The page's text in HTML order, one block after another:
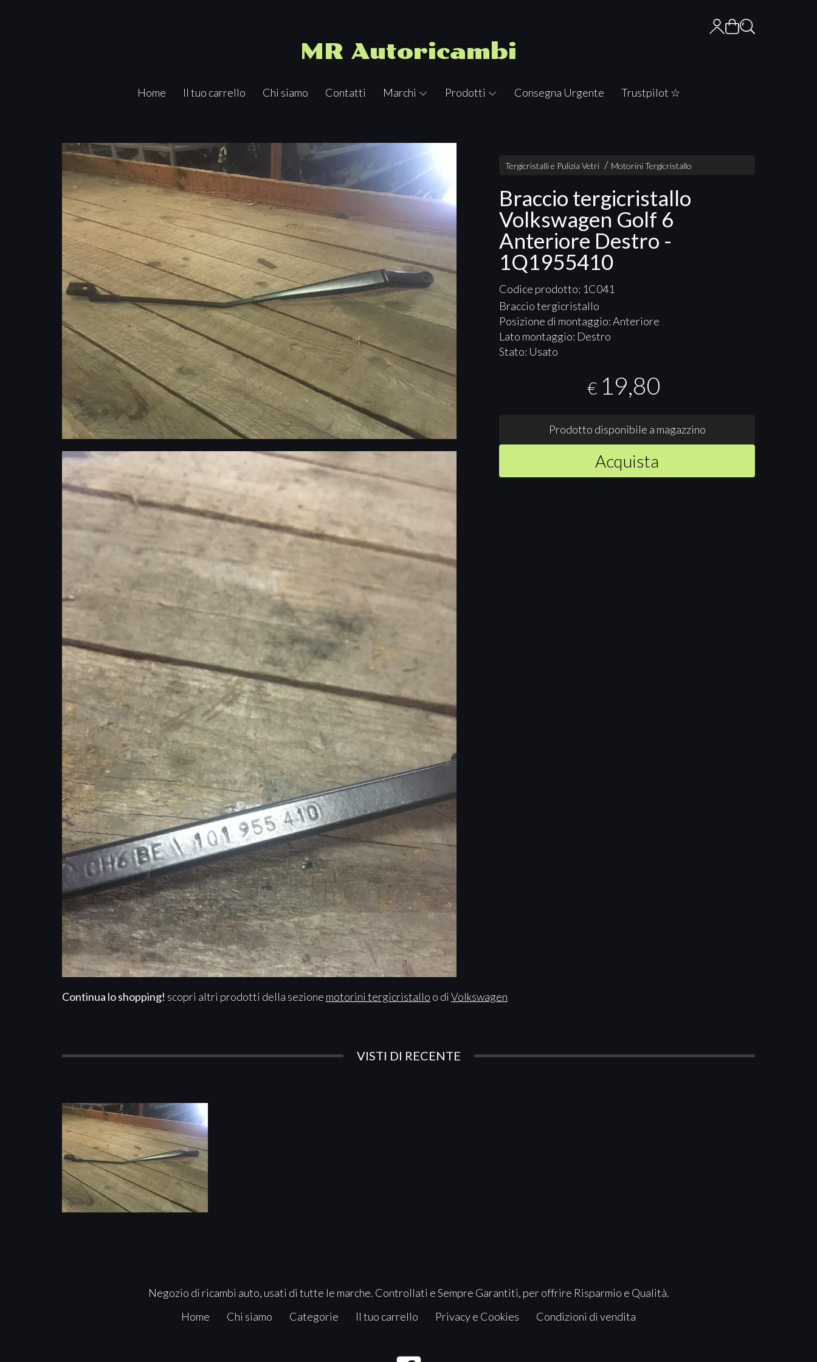
MR Autoricambi
Home Il tuo carrello Chi siamo Contatti Marchi Prodotti Consegna Urgente Trustpilot ☆
Tergicristalli e Pulizia Vetri Motorini Tergicristallo
Braccio tergicristallo
Volkswagen Golf 6
Anteriore Destro -
1Q1955410
Codice prodotto: 1C041
Braccio tergicristallo
Posizione di montaggio: Anteriore
Lato montaggio: Destro
Stato: Usato
€ 19,80
Prodotto disponibile a magazzino
Acquista
Continua lo shopping! scopri altri prodotti della sezione motorini tergicristallo o di Volkswagen
VISTI DI RECENTE
Negozio di ricambi auto, usati di tutte le marche. Controllati e Sempre Garantiti, per offrire Risparmio e Qualità.
Home
Chi siamo Categorie Il tuo carrello Privacy e Cookies Condizioni di vendita